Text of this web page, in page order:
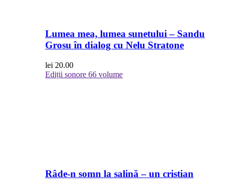
Lumea mea, lumea sunetului – Sandu
Grosu în dialog cu Nelu Stratone
lei 20.00
Ediții sonore 66 volume
Râde-n somn la salină – un cristian